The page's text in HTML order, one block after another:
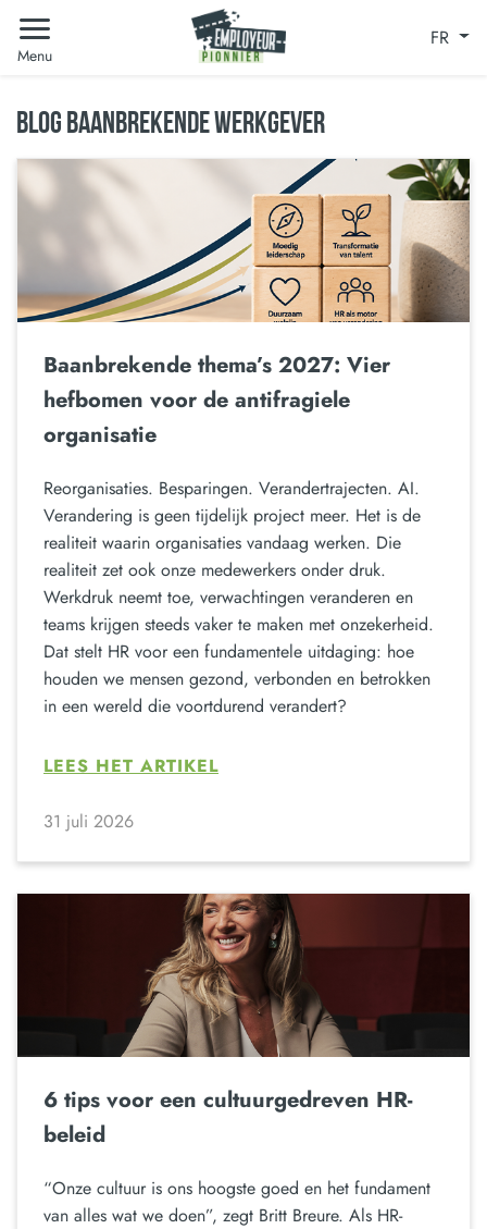
Menu
FR
BLOG BAANBREKENDE WERKGEVER
Baanbrekende thema’s 2027: Vier
hefbomen voor de antifragiele
organisatie
Reorganisaties. Besparingen. Verandertrajecten. AI.
Verandering is geen tijdelijk project meer. Het is de
realiteit waarin organisaties vandaag werken. Die
realiteit zet ook onze medewerkers onder druk.
Werkdruk neemt toe, verwachtingen veranderen en
teams krijgen steeds vaker te maken met onzekerheid.
Dat stelt HR voor een fundamentele uitdaging: hoe
houden we mensen gezond, verbonden en betrokken
in een wereld die voortdurend verandert?
LEES HET ARTIKEL
31 juli 2026
6 tips voor een cultuurgedreven HR-
beleid
“Onze cultuur is ons hoogste goed en het fundament
van alles wat we doen”, zegt Britt Breure. Als HR-